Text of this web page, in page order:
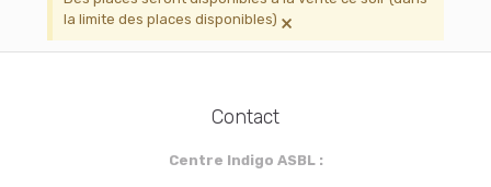
la limite des places disponibles) ×
Contact
Centre Indigo ASBL :